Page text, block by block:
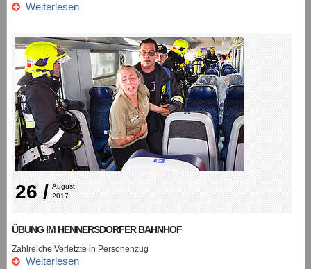
Weiterlesen
26 / August
2017
ÜBUNG IM HENNERSDORFER BAHNHOF
Zahlreiche Verletzte in Personenzug
Weiterlesen